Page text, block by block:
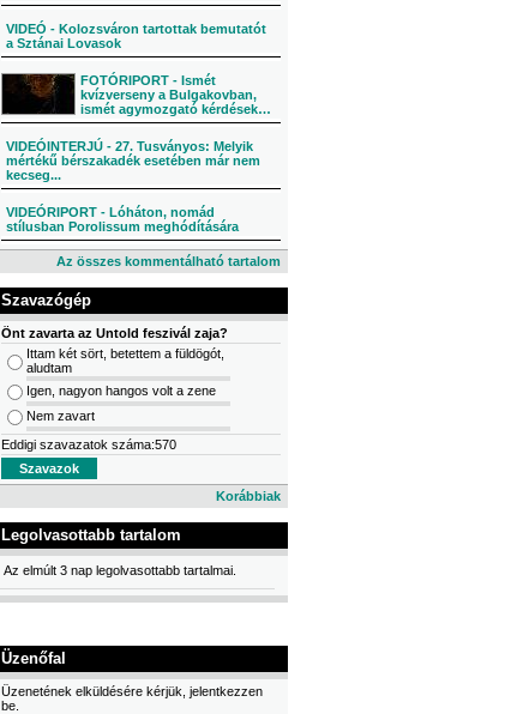
VIDEÓ - Kolozsváron tartottak bemutatót
a Sztánai Lovasok
FOTÓRIPORT - Ismét
kvízverseny a Bulgakovban,
ismét agymozgató kérdések…
VIDEÓINTERJÚ - 27. Tusványos: Melyik
mértékű bérszakadék esetében már nem
kecseg...
VIDEÓRIPORT - Lóháton, nomád
stílusban Porolissum meghódítására
Az összes kommentálható tartalom
Szavazógép
Önt zavarta az Untold feszivál zaja?
Ittam két sört, betettem a füldögót,
aludtam
Igen, nagyon hangos volt a zene
Nem zavart
Eddigi szavazatok száma:570
Korábbiak
Legolvasottabb tartalom
Az elmúlt 3 nap legolvasottabb tartalmai.
Üzenőfal
Üzenetének elküldésére kérjük, jelentkezzen
be.